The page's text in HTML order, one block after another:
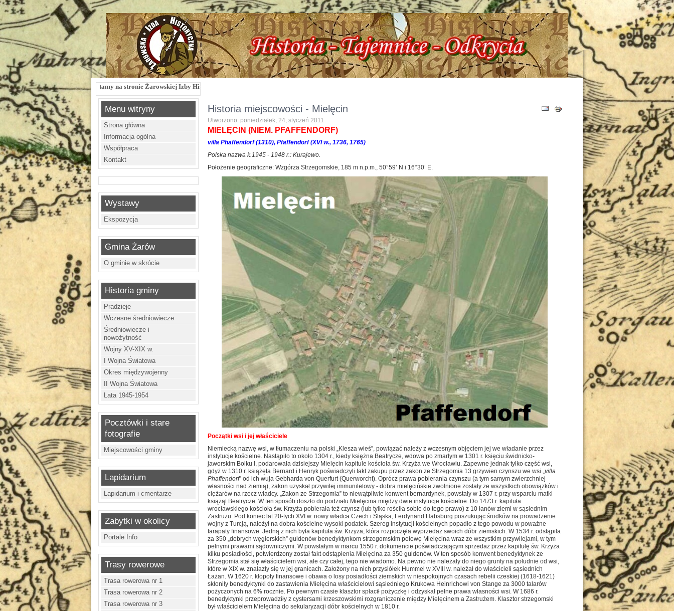
Witamy na stronie Żarowskiej Izby Historycznej !!! Żarowska Izba Historyczna, ul. Dworcowa 3 !!! e-mail: izbazarow@wp.pl, tel. 537-481-116 !!! Historia - Tajemnice - Odkrycia !!!
Menu witryny
Strona główna
Informacja ogólna
Współpraca
Kontakt
Wystawy
Ekspozycja
Gmina Żarów
O gminie w skrócie
Historia gminy
Pradzieje
Wczesne średniowiecze
Średniowiecze i
nowożytność
Wojny XV-XIX w.
I Wojna Światowa
Okres międzywojenny
II Wojna Światowa
Lata 1945-1954
Pocztówki i stare
fotografie
Miejscowości gminy
Lapidarium
Lapidarium i cmentarze
Zabytki w okolicy
Portale Info
Trasy rowerowe
Trasa rowerowa nr 1
Trasa rowerowa nr 2
Trasa rowerowa nr 3
Historia miejscowości - Mielęcin
Utworzono: poniedziałek, 24, styczeń 2011
MIELĘCIN (NIEM. PFAFFENDORF)
villa Phaffendorf (1310), Pfaffendorf (XVI w., 1736, 1765)
Polska nazwa k.1945 - 1948 r.: Kurajewo.
Położenie geograficzne: Wzgórza Strzegomskie, 185 m n.p.m., 50°59’ N i 16°30’ E.
Początki wsi i jej właściciele
Niemiecką nazwę wsi, w tłumaczeniu na polski „Klesza wieś”, powiązać należy z wczesnym objęciem jej we władanie przez
instytucje kościelne. Nastąpiło to około 1304 r., kiedy księżna Beatrycze, wdowa po zmarłym w 1301 r. księciu świdnicko-
jaworskim Bolku I, podarowała dzisiejszy Mielęcin kapitule kościoła św. Krzyża we Wrocławiu. Zapewne jednak tylko część wsi,
gdyż w 1310 r. książęta Bernard i Henryk poświadczyli fakt zakupu przez zakon ze Strzegomia 13 grzywien czynszu we wsi „villa
Phaffendorf” od ich wuja Gebharda von Querfurt (Querworcht). Oprócz prawa pobierania czynszu (a tym samym zwierzchniej
własności nad ziemią), zakon uzyskał przywilej immunitetowy - dobra mielęcińskie zwolnione zostały ze wszystkich obowiązków i
ciężarów na rzecz władcy. „Zakon ze Strzegomia” to niewątpliwie konwent bernardynek, powstały w 1307 r. przy wsparciu matki
książąt Beatrycze. W ten sposób doszło do podziału Mielęcina między dwie instytucje kościelne. Do 1473 r. kapituła
wrocławskiego kościoła św. Krzyża pobierała też czynsz (lub tylko rościła sobie do tego prawo) z 10 łanów ziemi w sąsiednim
Zastrużu. Pod koniec lat 20-tych XVI w. nowy władca Czech i Śląska, Ferdynand Habsburg poszukując środków na prowadzenie
wojny z Turcją, nałożył na dobra kościelne wysoki podatek. Szereg instytucji kościelnych popadło z tego powodu w poważne
tarapaty finansowe. Jedną z nich była kapituła św. Krzyża, która rozpoczęła wyprzedaż swoich dóbr ziemskich. W 1534 r. odstąpiła
za 350 „dobrych węgierskich” guldenów benedyktynkom strzegomskim połowę Mielęcina wraz ze wszystkim przywilejami, w tym
pełnymi prawami sądowniczymi. W powstałym w marcu 1550 r. dokumencie poświadczającym sprzedaż przez kapitułę św. Krzyża
kilku posiadłości, potwierdzony został fakt odstąpienia Mielęcina za 350 guldenów. W ten sposób konwent benedyktynek ze
Strzegomia stał się właścicielem wsi, ale czy całej, tego nie wiadomo. Na pewno nie należały do niego grunty na południe od wsi,
które w XIX w. znalazły się w jej granicach. Założony na nich przysiółek Hummel w XVIII w. należał do właścicieli sąsiednich
Łażan. W 1620 r. kłopoty finansowe i obawa o losy posiadłości ziemskich w niespokojnych czasach rebelii czeskiej (1618-1621)
skłoniły benedyktynki do zastawienia Mielęcina właścicielowi sąsiedniego Krukowa Heinrichowi von Stange za 3000 talarów
pożyczonych na 6% rocznie. Po pewnym czasie klasztor spłacił pożyczkę i odzyskał pełne prawa własności wsi. W 1686 r.
benedyktynki przeprowadziły z cystersami krzeszowskimi rozgraniczenie między Mielęcinem a Zastrużem. Klasztor strzegomski
był właścicielem Mielęcina do sekularyzacji dóbr kościelnych w 1810 r.